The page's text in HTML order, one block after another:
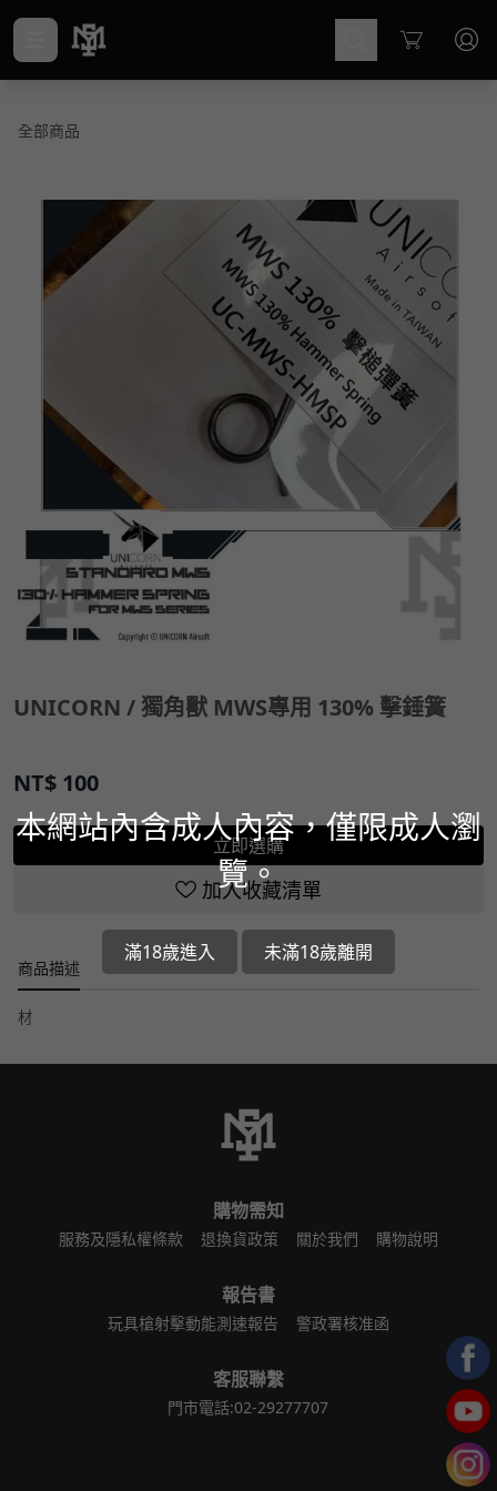
Cart
全部商品
UNICORN / 獨角獸 MWS專用 130% 擊錘簧
NT$ 100
立即選購
加入收藏清單
商品描述
材
購物需知
服務及隱私權條款 退換貨政策 關於我們 購物說明
報告書
玩具槍射擊動能測速報告 警政署核准函
客服聯繫
門市電話:02-29277707
本網站內含成人內容，僅限成人瀏
覽。
滿18歲進入 未滿18歲離開